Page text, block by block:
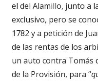
el del Alamillo, junto a
exclusivo, pero se
1782 y a petición de
de las rentas de los
un auto contra Tomás
de la Provisión, para “